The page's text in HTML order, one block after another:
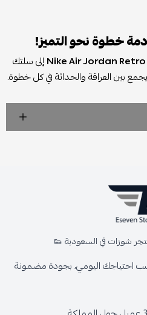
خطوة نحو التميز!
Nike Air Jordanإلى سلتك
بين العراقة والحداثة في كل خطوة.
شوزات في السعودية 👟
احتياجك اليومي، بجودة مضمونة